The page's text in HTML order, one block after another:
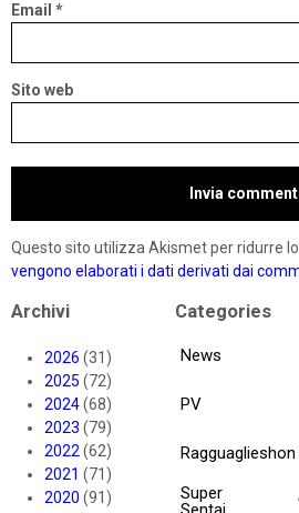
Email *
Sito web
Questo sito utilizza Akismet per ridurre
vengono elaborati i dati derivati dai
Archivi
2026 (31)
2025 (72)
2024(68)
2023 (79)
2022(62)
2021 (71)
2020 (91)
Categories
News
PV
Ragguaglieshon
Super